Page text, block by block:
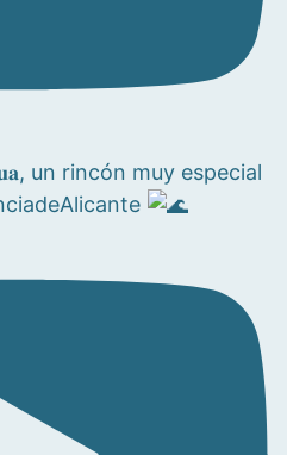
un rincón muy especial